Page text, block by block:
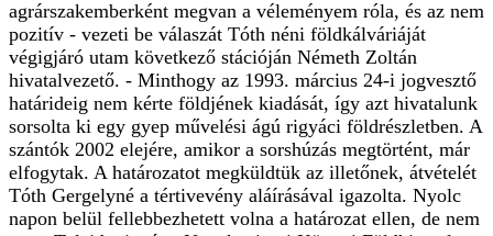
agrárszakemberként megvan a véleményem róla, és az nem
pozitív - vezeti be válaszát Tóth néni földkálváriáját
végigjáró utam következő stációján Németh Zoltán
hivatalvezető. - Minthogy az 1993. március 24-i jogvesztő
határideig nem kérte földjének kiadását, így azt hivatalunk
sorsolta ki egy gyep művelési ágú rigyáci földrészletben. A
szántók 2002 elejére, amikor a sorshúzás megtörtént, már
elfogytak. A határozatot megküldtük az illetőnek, átvételét
Tóth Gergelyné a tértivevény aláírásával igazolta. Nyolc
napon belül fellebbezhetett volna a határozat ellen, de nem